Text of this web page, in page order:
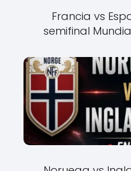
Francia vs
semifinal